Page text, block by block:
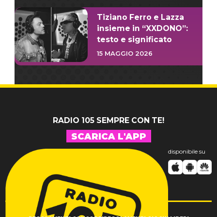
Tiziano Ferro e Lazza
insieme in “XXDONO”:
testo e significato
15 MAGGIO 2026
RADIO 105 SEMPRE CON TE!
SCARICA L'APP
disponibile su